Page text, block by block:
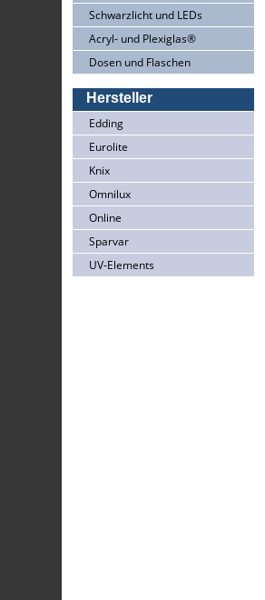
Schwarzlicht und LEDs
Acryl- und Plexiglas®
Dosen und Flaschen
Hersteller
Edding
Eurolite
Knix
Omnilux
Online
Sparvar
UV-Elements